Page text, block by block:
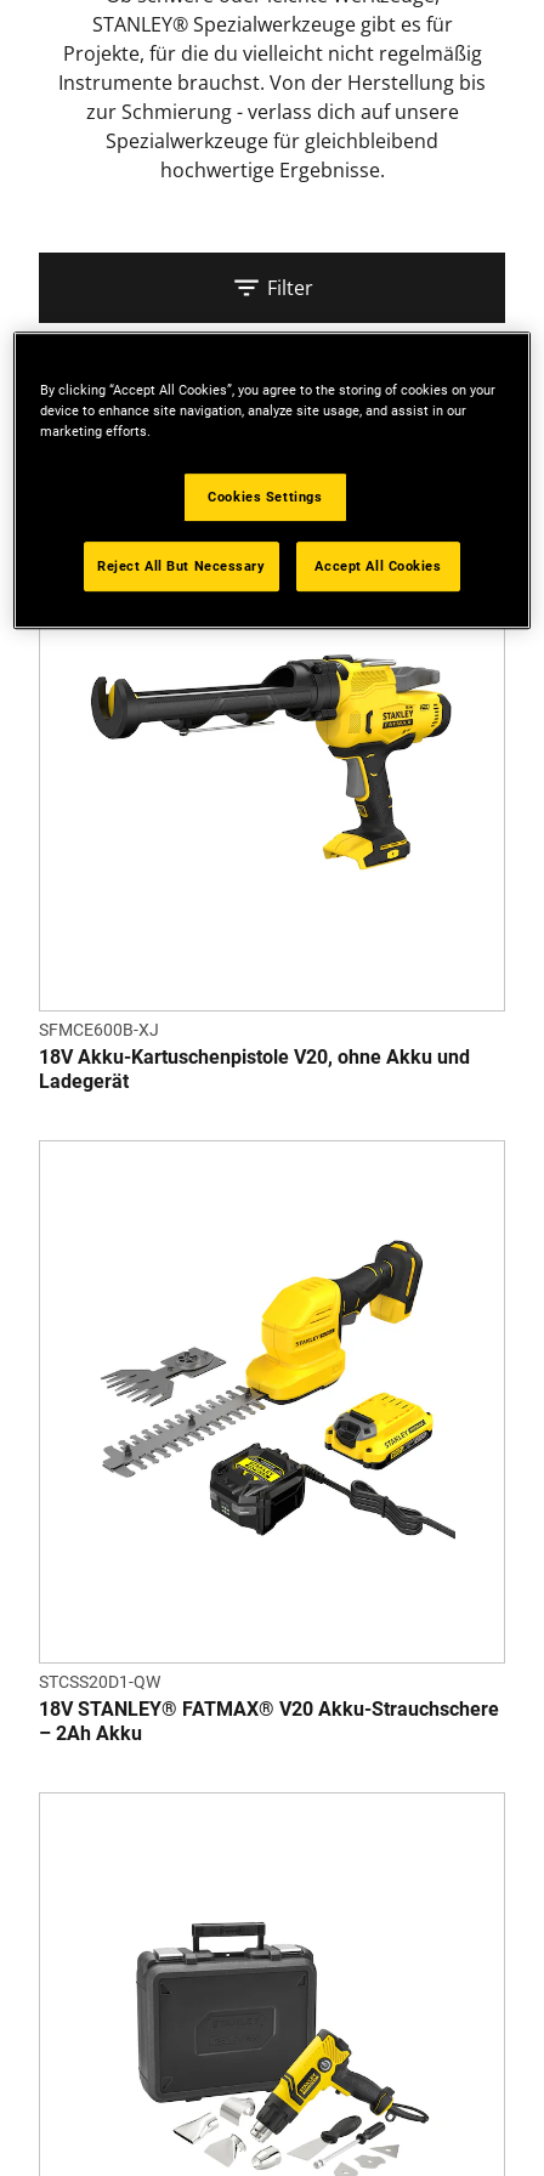
STANLEY® Spezialwerkzeuge gibt es für
Projekte, für die du vielleicht nicht regelmäßig
Instrumente brauchst. Von der Herstellung bis
zur Schmierung - verlass dich auf unsere
Spezialwerkzeuge für gleichbleibend
hochwertige Ergebnisse.
Filter
SFMCE600B-XJ
18V Akku-Kartuschenpistole V20, ohne Akku und
Ladegerät
STCSS20D1-QW
18V STANLEY® FATMAX® V20 Akku-Strauchschere
– 2Ah Akku
By clicking “Accept All Cookies”, you agree to the storing of cookies on your
device to enhance site navigation, analyze site usage, and assist in our
marketing efforts.
Cookies Settings
Reject All But Necessary Accept All Cookies